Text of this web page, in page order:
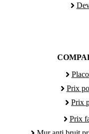
Prix
Prix
Prix